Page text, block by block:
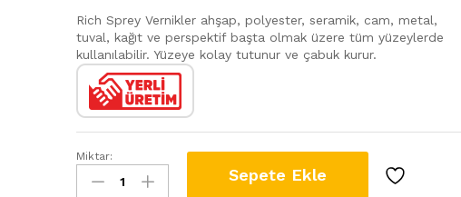
Rich Sprey Vernikler ahşap, polyester, seramik, cam, metal,
tuval, kağıt ve perspektif başta olmak üzere tüm yüzeylerde
kullanılabilir. Yüzeye kolay tutunur ve çabuk kurur.
Rich
Sprey
Miktar:
Sepete Ekle